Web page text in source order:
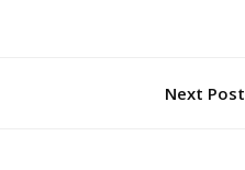
Next Post